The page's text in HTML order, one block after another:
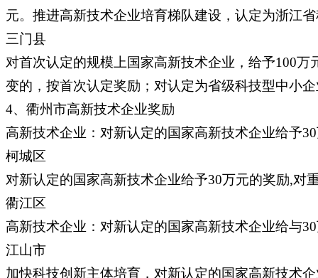
元。推进高新技术企业培育梯队建设，认定为浙江
三门县
对首次认定的规模上国家高新技术企业，给予100
变的，按首次认定奖励；对认定为省级科技型中小
4、衢州市高新技术企业奖励
高新技术企业：对新认定的国家高新技术企业给予
柯城区
对新认定的国家高新技术企业给予30万元的奖励,对
衢江区
高新技术企业：对新认定的国家高新技术企业给与
江山市
加快科技创新主体培育，对新认定的国家高新技术